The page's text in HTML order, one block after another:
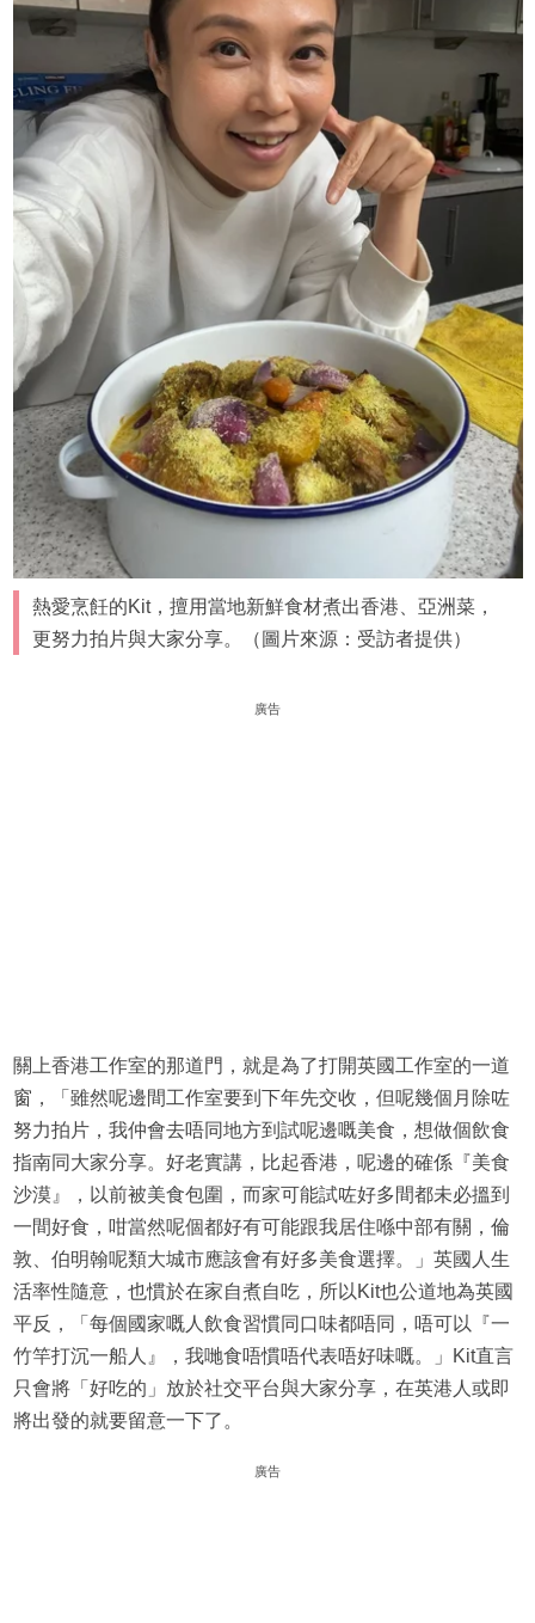
熱愛烹飪的Kit，擅用當地新鮮食材煮出香港、亞洲菜，
更努力拍片與大家分享。（圖片來源：受訪者提供）
廣告
關上香港工作室的那道門，就是為了打開英國工作室的一道
窗，「雖然呢邊間工作室要到下年先交收，但呢幾個月除咗
努力拍片，我仲會去唔同地方到試呢邊嘅美食，想做個飲食
指南同大家分享。好老實講，比起香港，呢邊的確係『美食
沙漠』，以前被美食包圍，而家可能試咗好多間都未必搵到
一間好食，咁當然呢個都好有可能跟我居住喺中部有關，倫
敦、伯明翰呢類大城市應該會有好多美食選擇。」英國人生
活率性隨意，也慣於在家自煮自吃，所以Kit也公道地為英國
平反，「每個國家嘅人飲食習慣同口味都唔同，唔可以『一
竹竿打沉一船人』，我哋食唔慣唔代表唔好味嘅。」Kit直言
只會將「好吃的」放於社交平台與大家分享，在英港人或即
將出發的就要留意一下了。
廣告